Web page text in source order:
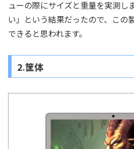
ューの際にサイズと重量を実測し
い」という結果だったので、この
できると思われます。
2.筐体